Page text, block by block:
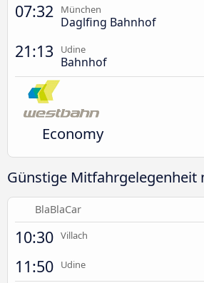
07:32 München
Daglfing Bahnhof
21:13 Udine
Bahnhof
Economy
Günstige Mitfahrgelegenheit
BlaBlaCar
10:30 Villach
11:50 Udine